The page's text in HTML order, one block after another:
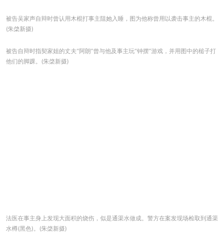
被告吴家声自辩时曾认用木棍打事主阻她入睡，图为他称曾用以袭击事主的木棍。
(朱棨新摄)
被告自辩时指契家姐的丈夫“阿朗”曾与他及事主玩“钟摆”游戏，并用图中的槌子打
他们的脚踝。(朱棨新摄)
法医在事主身上发现大面积的烧伤，似是通渠水做成。警方在案发现场检取到通渠
水樽(黑色)。(朱棨新摄)